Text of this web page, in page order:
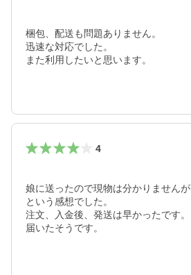
梱包、配送も問題ありません。
迅速な対応でした。
また利用したいと思います。
4
娘に送ったので現物は分かりません
という感想でした。
注文、入金後、発送は早かったです
届いたそうです。